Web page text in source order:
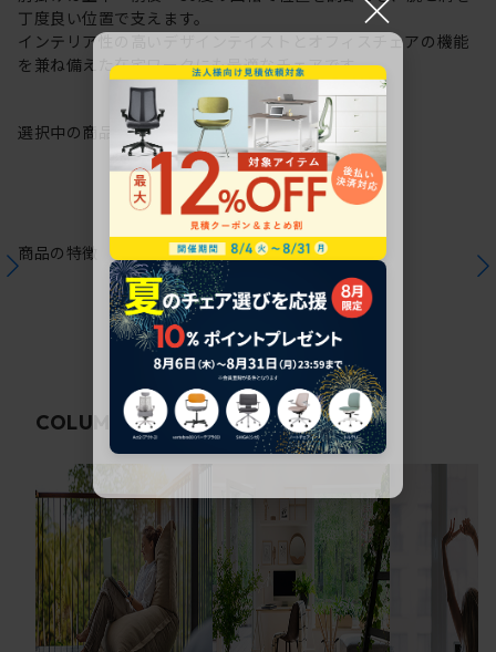
丁度良い位置で支えます。
インテリア性の高いデザインテイストとオフィスチェアの機能
を兼ね備えた在宅ワークにも最適なチェアです。
選択中の商品情報保証 注意事項
商品の特徴
COLUMN関連コラム